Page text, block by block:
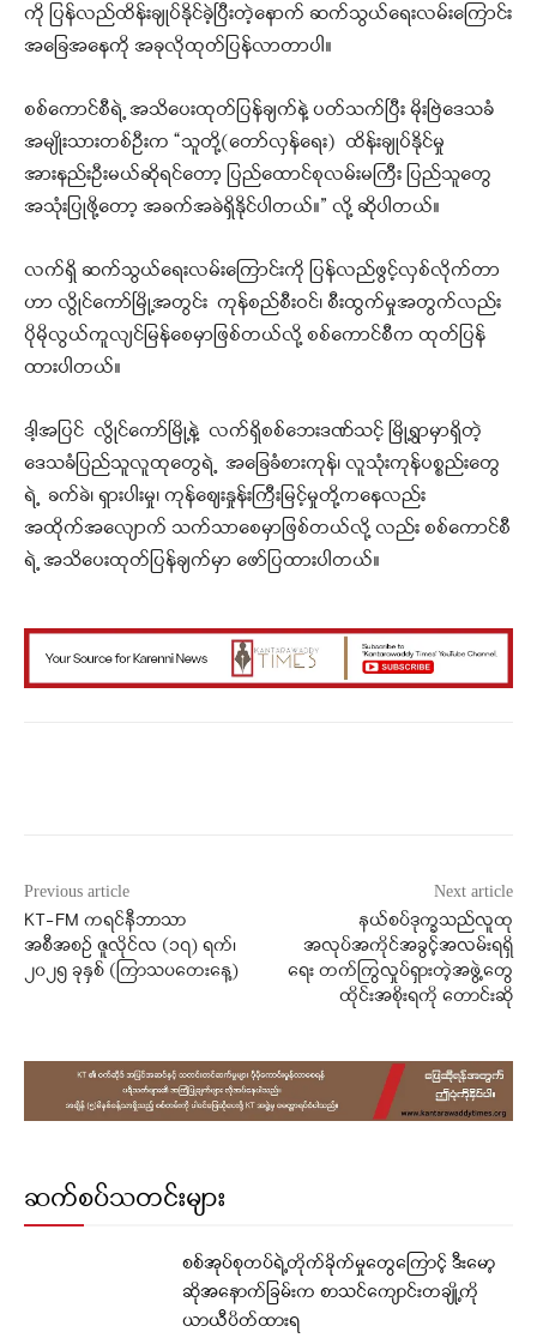
ကို ပြန်လည်ထိန်းချုပ်နိုင်ခဲ့ပြီးတဲ့နောက် ဆက်သွယ်ရေးလမ်းကြောင်း
အခြေအနေကို အခုလိုထုတ်ပြန်လာတာပါ။
စစ်ကောင်စီရဲ့ အသိပေးထုတ်ပြန်ချက်နဲ့ ပတ်သက်ပြီး မိုးဗြဲဒေသခံ
အမျိုးသားတစ်ဦးက “သူတို့(တော်လှန်ရေး) ထိန်းချုပ်နိုင်မှု
အားနည်းဦးမယ်ဆိုရင်တော့ ပြည်ထောင်စုလမ်းမကြီး ပြည်သူတွေ
အသုံးပြုဖို့တော့ အခက်အခဲရှိနိုင်ပါတယ်။” လို့ ဆိုပါတယ်။
လက်ရှိ ဆက်သွယ်ရေးလမ်းကြောင်းကို ပြန်လည်ဖွင့်လှစ်လိုက်တာ
ဟာ လွိုင်ကော်မြို့အတွင်း ကုန်စည်စီးဝင်၊ စီးထွက်မှုအတွက်လည်း
ပိုမိုလွယ်ကူလျင်မြန်စေမှာဖြစ်တယ်လို့ စစ်ကောင်စီက ထုတ်ပြန်
ထားပါတယ်။
ဒါ့အပြင် လွိုင်ကော်မြို့နဲ့ လက်ရှိစစ်ဘေးဒဏ်သင့် မြို့ရွာမှာရှိတဲ့
ဒေသခံပြည်သူလူထုတွေရဲ့ အခြေခံစားကုန်၊ လူသုံးကုန်ပစ္စည်းတွေ
ရဲ့ ခက်ခဲ၊ ရှားပါးမှု၊ ကုန်ဈေးနှုန်းကြီးမြင့်မှုတို့ကနေလည်း
အထိုက်အလျောက် သက်သာစေမှာဖြစ်တယ်လို့ လည်း စစ်ကောင်စီ
ရဲ့ အသိပေးထုတ်ပြန်ချက်မှာ ဖော်ပြထားပါတယ်။
Previous article
KT-FM ကရင်နီဘာသာ
အစီအစဉ် ဇူလိုင်လ (၁၇) ရက်၊
၂၀၂၅ ခုနှစ် (ကြာသပတေးနေ့)
Next article
နယ်စပ်ဒုက္ခသည်လူထု
အလုပ်အကိုင်အခွင့်အလမ်းရရှိ
ရေး တက်ကြွလှုပ်ရှားတဲ့အဖွဲ့တွေ
ထိုင်းအစိုးရကို တောင်းဆို
ဆက်စပ်သတင်းများ
စစ်အုပ်စုတပ်ရဲ့တိုက်ခိုက်မှုတွေကြောင့် ဒီးမော့
ဆိုအနောက်ခြမ်းက စာသင်ကျောင်းတချို့ကို
ယာယီပိတ်ထားရ